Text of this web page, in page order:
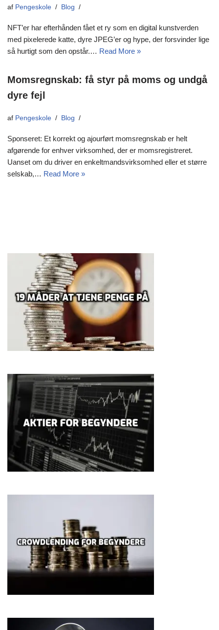
af Pengeskole Blog
NFT’er har efterhånden fået et ry som en digital kunstverden
med pixelerede katte, dyre JPEG’er og hype, der forsvinder lige
så hurtigt som den opstår.… Read More »
Momsregnskab: få styr på moms og undgå
dyre fejl
af Pengeskole Blog
Sponseret: Et korrekt og ajourført momsregnskab er helt
afgørende for enhver virksomhed, der er momsregistreret.
Uanset om du driver en enkeltmandsvirksomhed eller et større
selskab,… Read More »